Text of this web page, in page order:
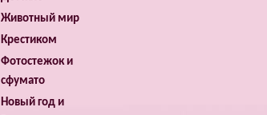
Животный мир
Крестиком
Фотостежок и
сфумато
Новый год и